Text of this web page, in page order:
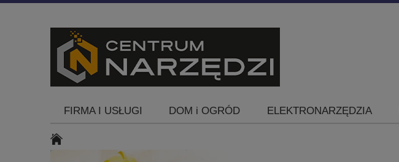
FIRMA I USŁUGI DOM i OGRÓD ELEKTRONARZĘDZIA